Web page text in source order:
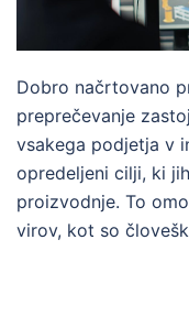
Dobro načrtovano
preprečevanje
vsakega podjetja v
opredeljeni cilji, ki
proizvodnje. To
virov, kot so